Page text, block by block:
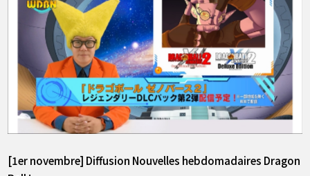
[1er novembre] Diffusion Nouvelles hebdomadaires Dragon